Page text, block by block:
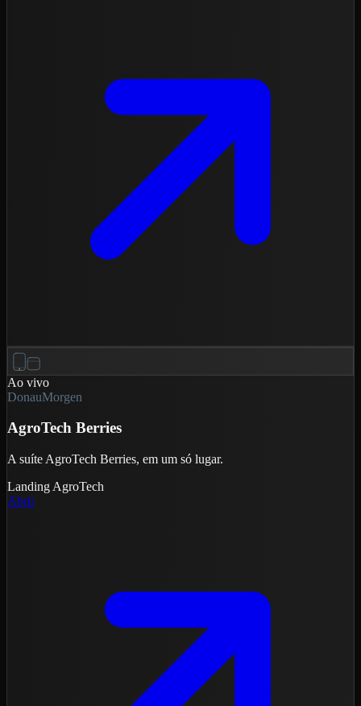
Ao vivo
DonauMorgen
AgroTech Berries
A suíte AgroTech Berries, em um só lugar.
Landing AgroTech
Abrir